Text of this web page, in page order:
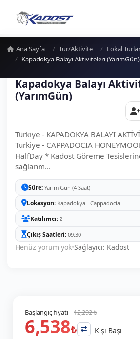
Ana Sayfa Tur/Aktivite
Lokal Turlar
Kapadokya Balayı Aktiviteleri (YarımGün)
Kapadokya Balayı
(YarımGün)
Türkiye - KAPADOKYA BALAYI
Turkiye - CAPPADOCIA
HalfDay * Kadost Göreme
sağlanm...
Süre Yarım Gün (4 Saat)
Lokasyon Kapadokya - Cappadocia
Katılımcı 2
Çıkış Saatleri 09:30
Henüz yorum yok•Sağlayıcı: Kadost
Başlangıç fiyatı 12,292 ₺
6,538₺ Kişi Başı